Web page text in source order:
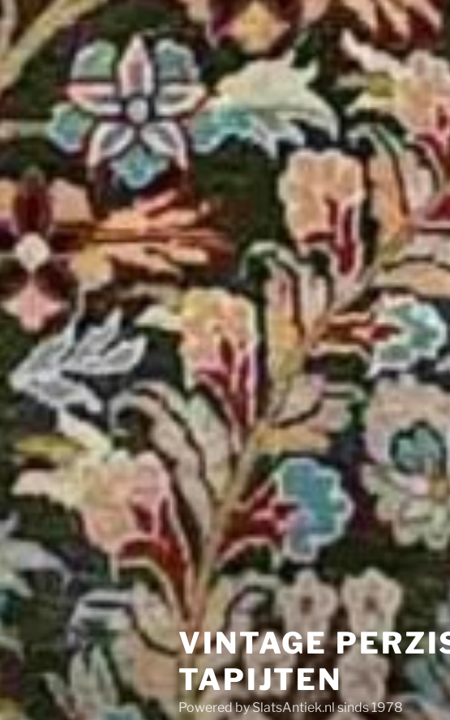
VINTAGE
TAPIJTEN
Powered by SlatsAntiek.nl sinds 1978